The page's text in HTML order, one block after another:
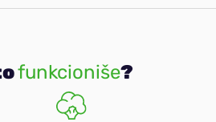
funkcioniše?